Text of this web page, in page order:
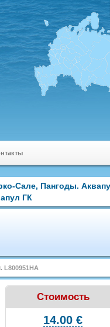
Сале, Пангоды.
ГК
L800951HA
Стоимость
14.00 €